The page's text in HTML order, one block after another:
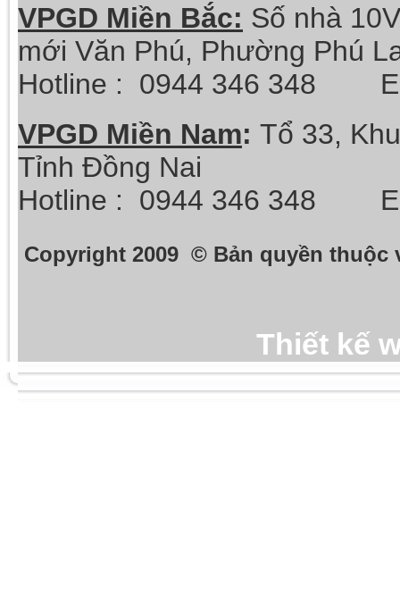
VPGD Miền Bắc: Số nhà
mới Văn Phú, Phường Phú
Hotline : 0944 346 348
VPGD Miền Nam: Tổ 33,
Tỉnh Đồng Nai
Hotline : 0944 346 348
Copyright 2009 © Bản quyền thuộc
Thiết kế